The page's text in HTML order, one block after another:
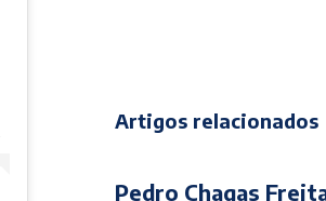
Artigos relacionados
Pedro Chagas